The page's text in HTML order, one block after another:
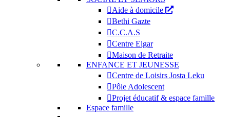
Aide à domicile
Bethi Gazte
C.C.A.S
Centre Elgar
Maison de Retraite
ENFANCE ET JEUNESSE
Centre de Loisirs Josta Leku
Pôle Adolescent
Projet éducatif & espace famille
Espace famille